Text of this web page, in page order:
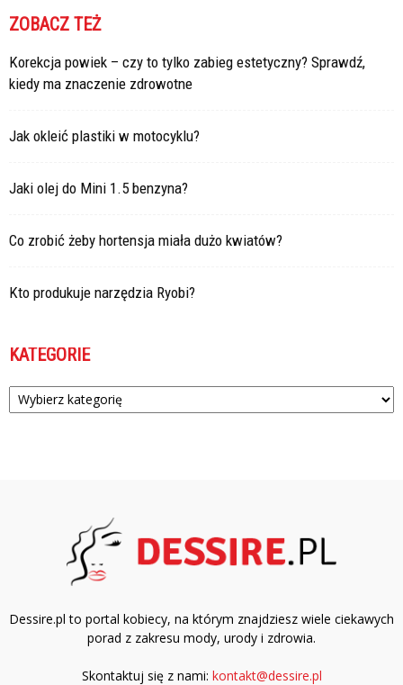
ZOBACZ TEŻ
Korekcja powiek – czy to tylko zabieg estetyczny? Sprawdź,
kiedy ma znaczenie zdrowotne
Jak okleić plastiki w motocyklu?
Jaki olej do Mini 1.5 benzyna?
Co zrobić żeby hortensja miała dużo kwiatów?
Kto produkuje narzędzia Ryobi?
KATEGORIE
Kategorie
Dessire.pl to portal kobiecy, na którym znajdziesz wiele ciekawych
porad z zakresu mody, urody i zdrowia.
Skontaktuj się z nami: kontakt@dessire.pl